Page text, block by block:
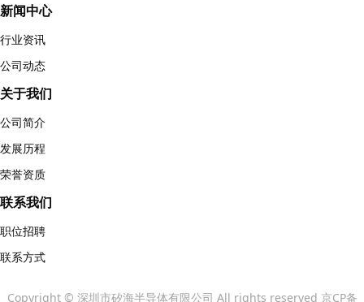
新闻中心
行业资讯
公司动态
关于我们
公司简介
发展历程
荣誉资质
联系我们
职位招聘
联系方式
Copyright © 深圳市矽海半导体有限公司 All rights reserved 京CP备